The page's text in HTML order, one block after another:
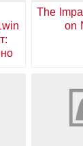
The
on